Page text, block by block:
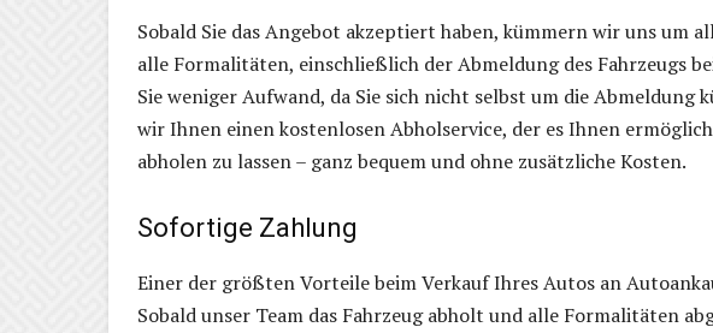
Sobald Sie das Angebot akzeptiert haben, kümmern wir uns um
alle Formalitäten, einschließlich der Abmeldung des Fahrzeugs
Sie weniger Aufwand, da Sie sich nicht selbst um die Abmeldung
wir Ihnen einen kostenlosen Abholservice, der es Ihnen
abholen zu lassen – ganz bequem und ohne zusätzliche Kosten.
Sofortige Zahlung
Einer der größten Vorteile beim Verkauf Ihres Autos an
Sobald unser Team das Fahrzeug abholt und alle Formalitäten